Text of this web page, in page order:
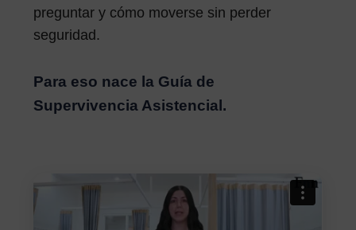
preguntar y cómo moverse sin perder
seguridad.
Para eso nace la Guía de
Supervivencia Asistencial.